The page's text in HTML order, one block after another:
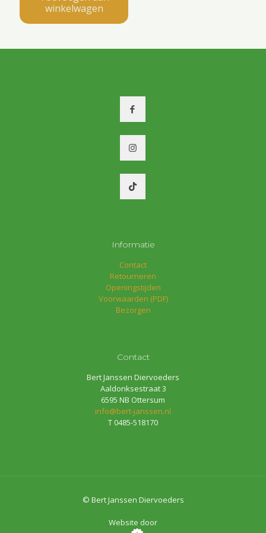
winkelwagen
Informatie
Contact
Retourneren
Openingstijden
Voorwaarden (PDF)
Bezorgen
Contact
Bert Janssen Diervoeders
Aaldonksestraat 3
6595 NB Ottersum
info@bert-janssen.nl
T 0485-518170
© Bert Janssen Diervoeders
Website door